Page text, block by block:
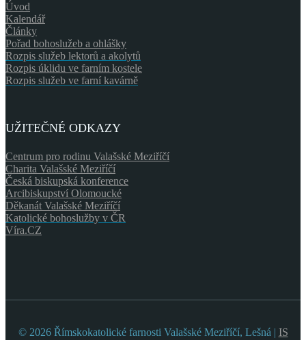
Úvod
Kalendář
Články
Pořad bohoslužeb a ohlášky
Rozpis služeb lektorů a akolytů
Rozpis úklidu ve farním kostele
Rozpis služeb ve farní kavárně
UŽITEČNÉ ODKAZY
Centrum pro rodinu Valašské Meziříčí
Charita Valašské Meziříčí
Česká biskupská konference
Arcibiskupství Olomoucké
Děkanát Valašské Meziříčí
Katolické bohoslužby v ČR
Víra.CZ
© 2026 Římskokatolické farnosti Valašské Meziříčí, Lešná | IS